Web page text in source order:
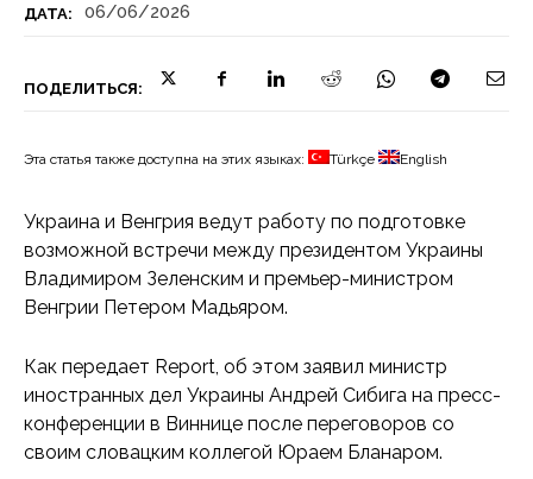
ДАТА: 06/06/2026
ПОДЕЛИТЬСЯ:
Эта статья также доступна на этих языках: Türkçe English
Украина и Венгрия ведут работу по подготовке
возможной встречи между президентом Украины
Владимиром Зеленским и премьер-министром
Венгрии Петером Мадьяром.
Как передает Report, об этом заявил министр
иностранных дел Украины Андрей Сибига на пресс-
конференции в Виннице после переговоров со
своим словацким коллегой Юраем Бланаром.